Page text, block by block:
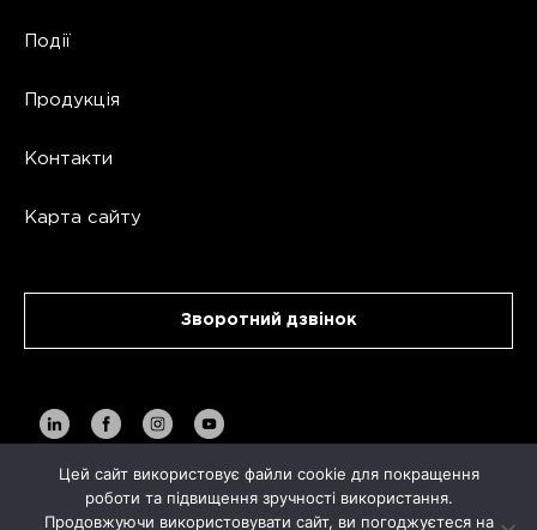
Події
Продукція
Контакти
Карта сайту
Зворотний дзвінок
Copyright AVA TECH 2026
Цей сайт використовує файли cookie для покращення
роботи та підвищення зручності використання.
Продовжуючи використовувати сайт, ви погоджуєтеся на